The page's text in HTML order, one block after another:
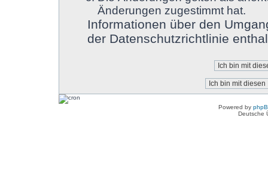
Änderungen zugestimmt hat.
Informationen über den
der Datenschutzrichtlinie
Powered by
Deutsche